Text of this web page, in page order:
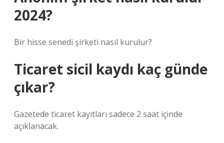
2024?
Bir hisse senedi şirketi nasıl kurulur?
Ticaret sicil kaydı kaç günde
çıkar?
Gazetede ticaret kayıtları sadece 2 saat içinde
açıklanacak.